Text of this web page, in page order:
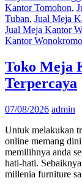
Kantor Tomohon,
Tuban, Jual Meja
Jual Meja Kantor
Kantor Wonokromo
Toko Meja
Terpercaya
07/08/2026 admin
Untuk melakukan
online memang
memilihnya anda
hati-hati.
millenia furniture